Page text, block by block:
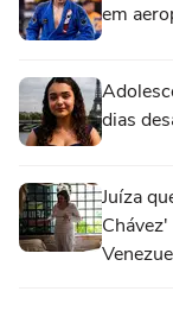
em
dias
Juíza